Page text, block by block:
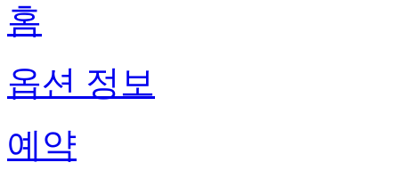
홈
옵션 정보
예약